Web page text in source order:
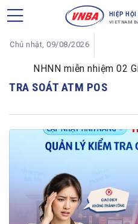
HIỆP
VIETNAM
Chủ nhật, 09/08/2026
NHNN miễn nhiệm 02
TRA SOÁT ATM POS